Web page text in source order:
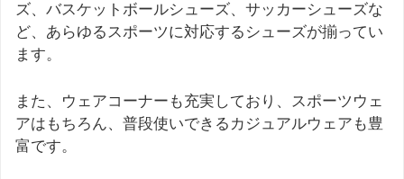
ズ、バスケットボールシューズ、サッカーシューズな
ど、あらゆるスポーツに対応するシューズが揃ってい
ます。
また、ウェアコーナーも充実しており、スポーツウェ
アはもちろん、普段使いできるカジュアルウェアも豊
富です。